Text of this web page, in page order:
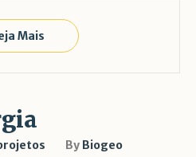
Mais
By Biogeo